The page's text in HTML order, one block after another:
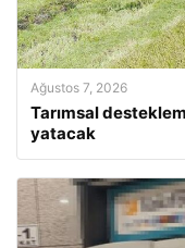
Ağustos 7, 2026
Tarımsal
yatacak